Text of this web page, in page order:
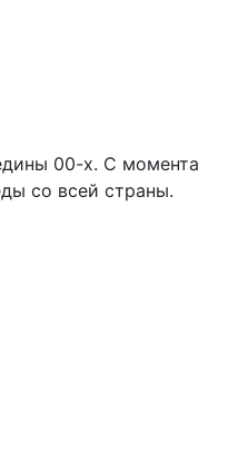
00-х. С момента
со всей страны.